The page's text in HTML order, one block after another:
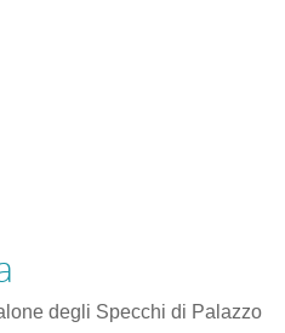
degli Specchi di Palazzo